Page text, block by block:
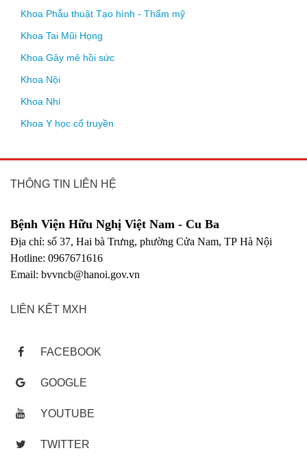
Khoa Phẫu thuật Tạo hình - Thẩm mỹ
Khoa Tai Mũi Họng
Khoa Gây mê hồi sức
Khoa Nội
Khoa Nhi
Khoa Y học cổ truyền
THÔNG TIN LIÊN HỆ
Bệnh Viện Hữu Nghị Việt Nam - Cu Ba
Địa chỉ: số 37, Hai bà Trưng, phường Cửa Nam, TP Hà Nội
Hotline: 0967671616
Email: bvvncb@hanoi.gov.vn
LIÊN KẾT MXH
FACEBOOK
GOOGLE
YOUTUBE
TWITTER